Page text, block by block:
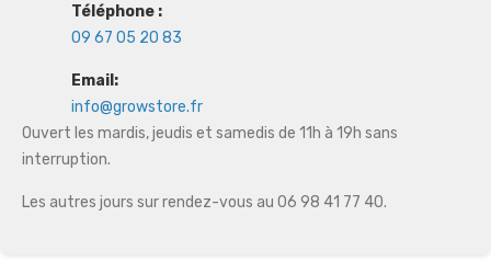
Téléphone :
09 67 05 20 83
Email:
info@growstore.fr
Ouvert les mardis, jeudis et samedis de 11h à 19h sans
interruption.
Les autres jours sur rendez-vous au 06 98 41 77 40.